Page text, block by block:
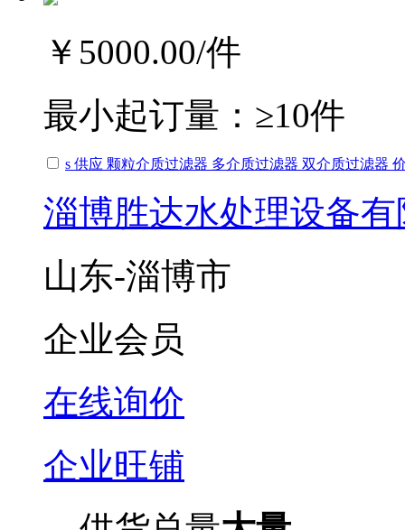
￥5000.00/件
最小起订量： ≥10件
s 供应 颗粒介质过滤器 多介质过滤器 双介质过滤器
淄博胜达水处理设备
山东-淄博市
企业会员
在线询价
企业旺铺